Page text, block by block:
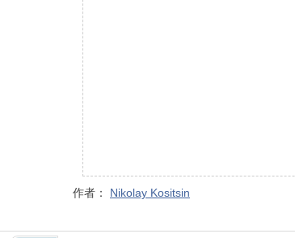
作者： Nikolay Kositsin